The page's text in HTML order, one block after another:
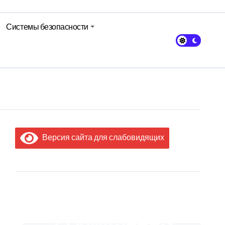
питании
Системы безопасности
Версия сайта для слабовидящих